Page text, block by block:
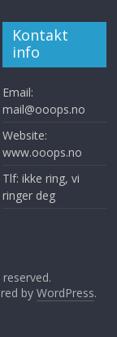
Kontakt
info
Email:
mail@ooops.no
Website:
www.ooops.no
Tlf: ikke ring, vi
ringer deg
byWordPress.